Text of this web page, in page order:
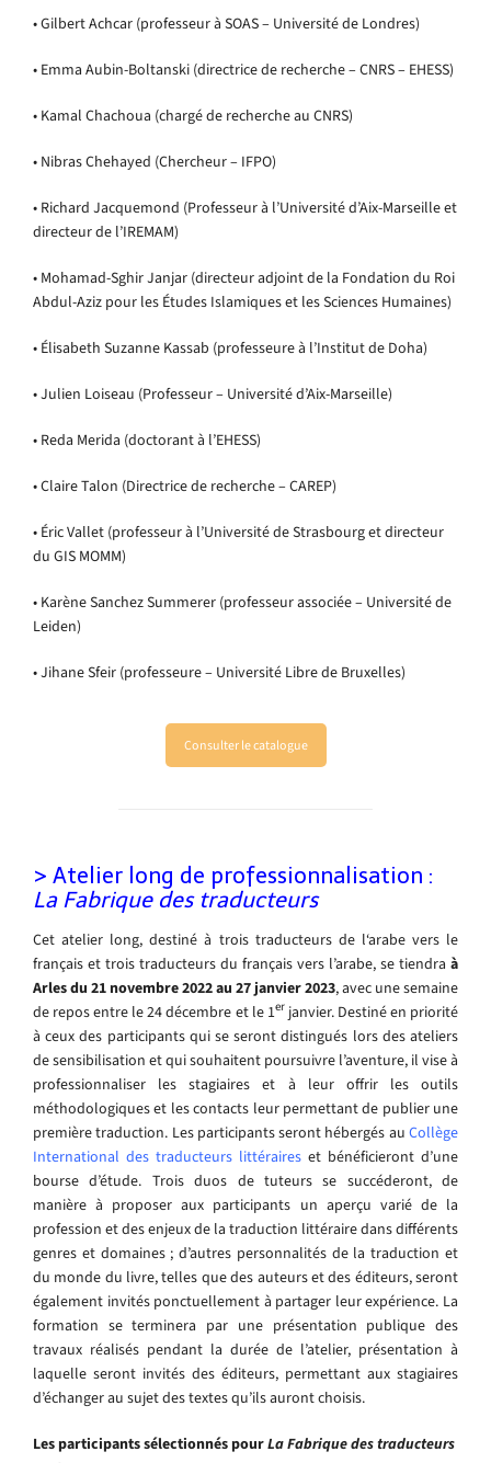
• Gilbert Achcar (professeur à SOAS – Université de Londres)
• Emma Aubin-Boltanski (directrice de recherche – CNRS – EHESS)
• Kamal Chachoua (chargé de recherche au CNRS)
• Nibras Chehayed (Chercheur – IFPO)
• Richard Jacquemond (Professeur à l’Université d’Aix-Marseille et
directeur de l’IREMAM)
• Mohamad-Sghir Janjar (directeur adjoint de la Fondation du Roi
Abdul-Aziz pour les Études Islamiques et les Sciences Humaines)
• Élisabeth Suzanne Kassab (professeure à l’Institut de Doha)
• Julien Loiseau (Professeur – Université d’Aix-Marseille)
• Reda Merida (doctorant à l’EHESS)
• Claire Talon (Directrice de recherche – CAREP)
• Éric Vallet (professeur à l’Université de Strasbourg et directeur
du GIS MOMM)
• Karène Sanchez Summerer (professeur associée – Université de
Leiden)
• Jihane Sfeir (professeure – Université Libre de Bruxelles)
Consulter le catalogue
> Atelier long de professionnalisation :
La Fabrique des traducteurs
Cet atelier long, destiné à trois traducteurs de l‘arabe vers le
français et trois traducteurs du français vers l’arabe, se tiendra à
Arles du 21 novembre 2022 au 27 janvier 2023, avec une semaine
de repos entre le 24 décembre et le 1erjanvier. Destiné en priorité
à ceux des participants qui se seront distingués lors des ateliers
de sensibilisation et qui souhaitent poursuivre l’aventure, il vise à
professionnaliser les stagiaires et à leur offrir les outils
méthodologiques et les contacts leur permettant de publier une
première traduction. Les participants seront hébergés au Collège
International des traducteurs littéraires et bénéficieront d’une
bourse d’étude. Trois duos de tuteurs se succéderont, de
manière à proposer aux participants un aperçu varié de la
profession et des enjeux de la traduction littéraire dans différents
genres et domaines ; d’autres personnalités de la traduction et
du monde du livre, telles que des auteurs et des éditeurs, seront
également invités ponctuellement à partager leur expérience. La
formation se terminera par une présentation publique des
travaux réalisés pendant la durée de l’atelier, présentation à
laquelle seront invités des éditeurs, permettant aux stagiaires
d’échanger au sujet des textes qu’ils auront choisis.
Les participants sélectionnés pourLa Fabrique des traducteurs